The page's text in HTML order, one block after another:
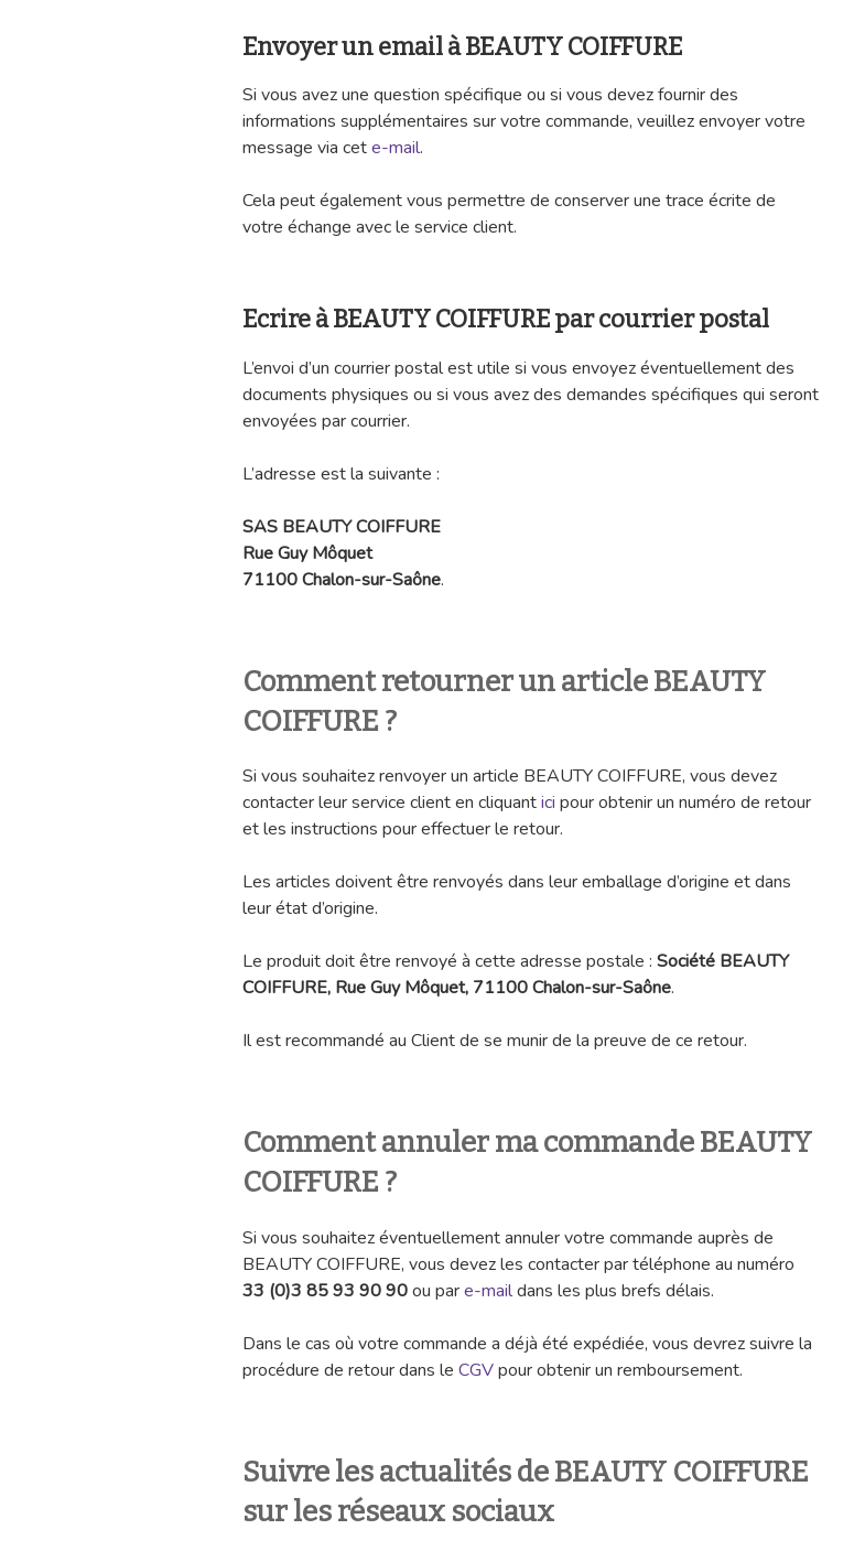
Envoyer un email à BEAUTY COIFFURE
Si vous avez une question spécifique ou si vous devez fournir des
informations supplémentaires sur votre commande, veuillez envoyer votre
message via cete-mail.
Cela peut également vous permettre de conserver une trace écrite de
votre échange avec le service client.
Ecrire à BEAUTY COIFFURE par courrier postal
L’envoi d’un courrier postal est utile si vous envoyez éventuellement des
documents physiques ou si vous avez des demandes spécifiques qui seront
envoyées par courrier.
L’adresse est la suivante :
SAS BEAUTY COIFFURE
Rue Guy Môquet
71100 Chalon-sur-Saône.
Comment retourner un article BEAUTY
COIFFURE ?
Si vous souhaitez renvoyer un article BEAUTY COIFFURE, vous devez
contacter leur service client en cliquantici pour obtenir un numéro de retour
et les instructions pour effectuer le retour.
Les articles doivent être renvoyés dans leur emballage d’origine et dans
leur état d’origine.
Le produit doit être renvoyé à cette adresse postale : Société BEAUTY
COIFFURE, Rue Guy Môquet, 71100 Chalon-sur-Saône.
Il est recommandé au Client de se munir de la preuve de ce retour.
Comment annuler ma commande BEAUTY
COIFFURE ?
Si vous souhaitez éventuellement annuler votre commande auprès de
BEAUTY COIFFURE, vous devez les contacter par téléphone au numéro
33 (0)3 85 93 90 90ou pare-maildans les plus brefs délais.
Dans le cas où votre commande a déjà été expédiée, vous devrez suivre la
procédure de retour dans le CGVpour obtenir un remboursement.
Suivre les actualités de BEAUTY COIFFURE
sur les réseaux sociaux